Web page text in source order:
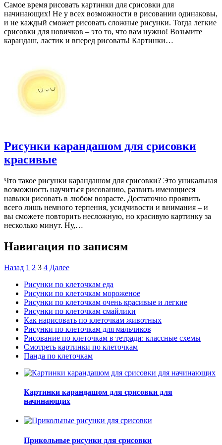
Самое время рисовать картинки для срисовки для
начинающих! Не у всех возможности в рисовании одинаковы,
и не каждый сможет рисовать сложные рисунки. Тогда легкие
срисовки для новичков – это то, что вам нужно! Возьмите
карандаш, ластик и вперед рисовать! Картинки…
Рисунки карандашом для срисовки
красивые
Что такое рисунки карандашом для срисовки? Это уникальная
возможность научиться рисованию, развить имеющиеся
навыки рисовать в любом возрасте. Достаточно проявить
всего лишь немного терпения, усидчивости и внимания – и
вы сможете повторить несложную, но красивую картинку за
несколько минут. Ну,…
Навигация по записям
Назад 1 2 3 4 Далее
Рисунки по клеточкам еда
Рисунки по клеточкам мороженое
Рисунки по клеточкам очень красивые и легкие
Рисунки по клеточкам смайлики
Как нарисовать по клеточкам животных
Рисунки по клеточкам для мальчиков
Рисование по клеточкам в тетради: классные схемы
Смотреть картинки по клеточкам
Панда по клеточкам
Картинки карандашом для срисовки для
начинающих
Прикольные рисунки для срисовки